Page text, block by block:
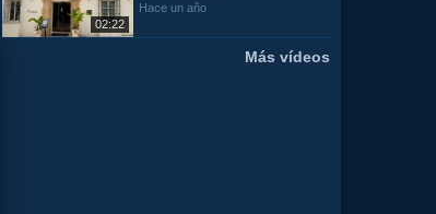
02:22
Hace un año
Más vídeos